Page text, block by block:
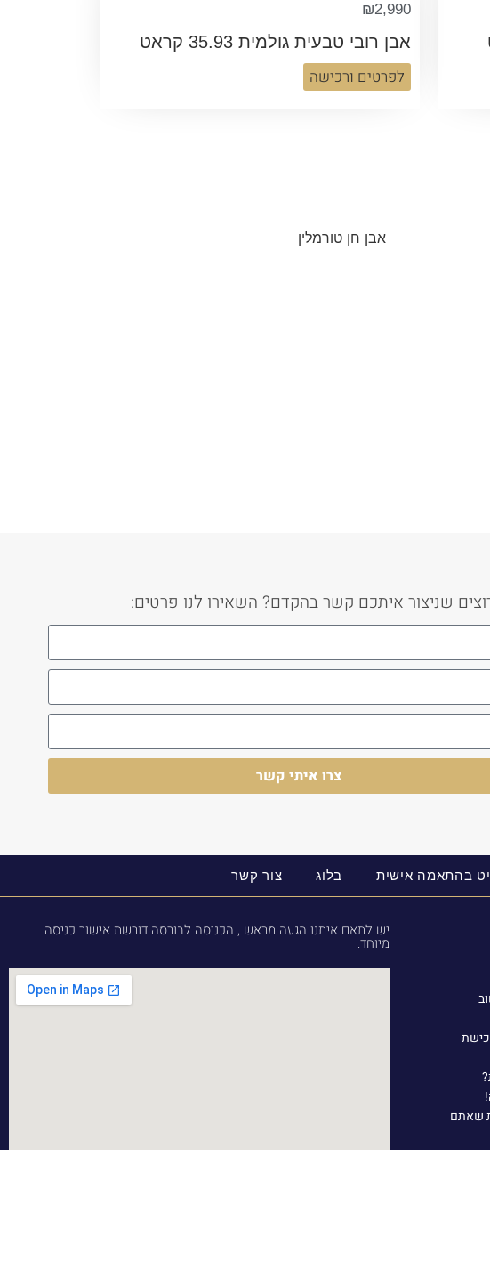
₪2,990
אבן רובי טבעית גולמית 35.93 קראט
לפרטים ורכישה
שניצור איתכם קשר בהקדם? השאירו לנו פרטים:
צרו איתי קשר
בהתאמה אישית בלוג צור קשר
שאתם
יש לתאם איתנו הגעה מראש , הכניסה לבורסה דורשת אישור כניסה
מיוחד.